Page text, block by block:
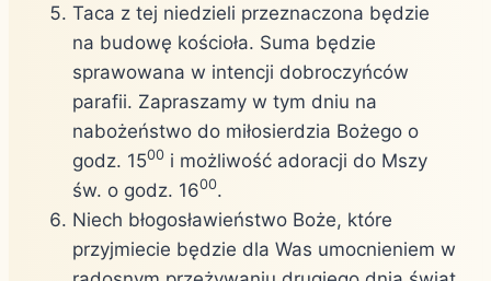
Taca z tej niedzieli przeznaczona będzie
na budowę kościoła. Suma będzie
sprawowana w intencji dobroczyńców
parafii. Zapraszamy w tym dniu na
nabożeństwo do miłosierdzia Bożego o
godz. 1500 i możliwość adoracji do Mszy
św. o godz. 1600.
Niech błogosławieństwo Boże, które
przyjmiecie będzie dla Was umocnieniem w